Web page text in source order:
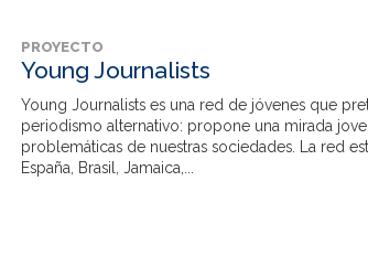
PROYECTO
Young Journalists
Young Journalists es una red de jóvenes que
periodismo alternativo: propone una mirada
problemáticas de nuestras sociedades. La red
España, Brasil, Jamaica,...